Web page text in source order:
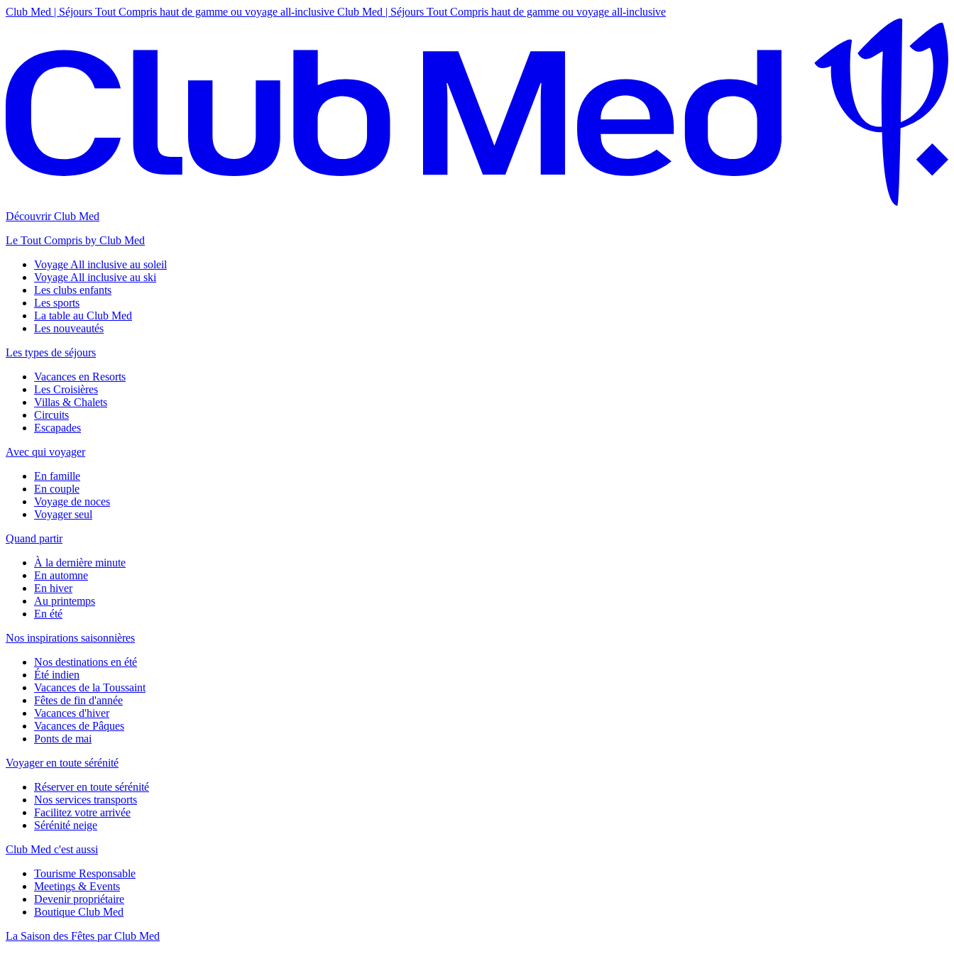
Club Med | Séjours Tout Compris haut de gamme ou voyage all-inclusive Club Med | Séjours Tout Compris haut de gamme ou voyage all-inclusive
Découvrir Club Med
Le Tout Compris by Club Med
Voyage All inclusive au soleil
Voyage All inclusive au ski
Les clubs enfants
Les sports
La table au Club Med
Les nouveautés
Les types de séjours
Vacances en Resorts
Les Croisières
Villas & Chalets
Circuits
Escapades
Avec qui voyager
En famille
En couple
Voyage de noces
Voyager seul
Quand partir
À la dernière minute
En automne
En hiver
Au printemps
En été
Nos inspirations saisonnières
Nos destinations en été
Été indien
Vacances de la Toussaint
Fêtes de fin d'année
Vacances d'hiver
Vacances de Pâques
Ponts de mai
Voyager en toute sérénité
Réserver en toute sérénité
Nos services transports
Facilitez votre arrivée
Sérénité neige
Club Med c'est aussi
Tourisme Responsable
Meetings & Events
Devenir propriétaire
Boutique Club Med
La Saison des Fêtes par Club Med